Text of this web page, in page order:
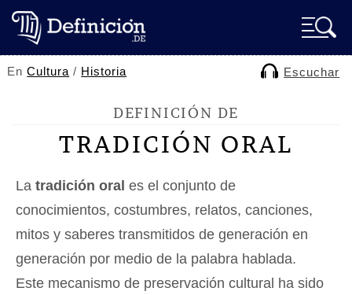
EnCultura / Historia Escuchar
DEFINICIÓN DE
TRADICIÓN ORAL
La tradición oral es el conjunto de
conocimientos, costumbres, relatos, canciones,
mitos y saberes transmitidos de generación en
generación por medio de la palabra hablada.
Este mecanismo de preservación cultural ha sido